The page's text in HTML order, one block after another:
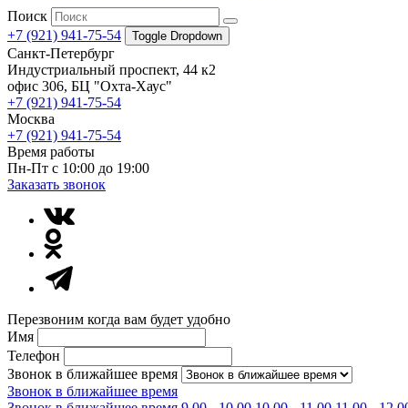
Поиск
+7 (921) 941-75-54
Toggle Dropdown
Санкт-Петербург
Индустриальный проспект, 44 к2
офис 306, БЦ "Охта-Хаус"
+7 (921) 941-75-54
Москва
+7 (921) 941-75-54
Время работы
Пн-Пт с 10:00 до 19:00
Заказать звонок
Перезвоним когда вам будет удобно
Имя
Телефон
Звонок в ближайшее время
Звонок в ближайшее время